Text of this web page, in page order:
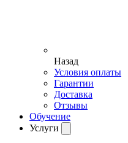
Назад
Условия оплаты
Гарантии
Доставка
Отзывы
Обучение
Услуги